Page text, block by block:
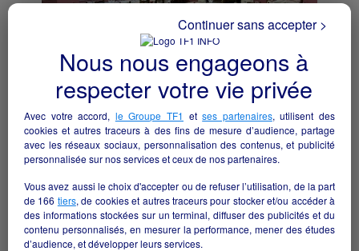
BAR RESTAURANT
Lys-Haut-Layon - 49540
Nous nous engageons à
respecter votre vie privée
Avec votre accord, le Groupe TF1 etses partenaires, utilisent des
cookies et autres traceurs à des fins de mesure d’audience, partage
avec les réseaux sociaux, personnalisation des contenus, et publicité
personnalisée sur nos services et ceux de nos partenaires.
Vous avez aussi le choix d'accepter ou de refuser l’utilisation, de la part
de 166 tiers, de cookies et autres traceurs pour stocker et/ou accéder à
des informations stockées sur un terminal, diffuser des publicités et du
contenu personnalisés, en mesurer la performance, mener des études
d’audience, et développer leurs services.
Continuer sans accepter >